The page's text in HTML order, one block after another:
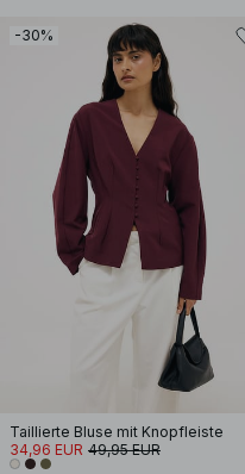
-30%
Taillierte Bluse mit Knopfleiste
34,96 EUR 49,95 EUR